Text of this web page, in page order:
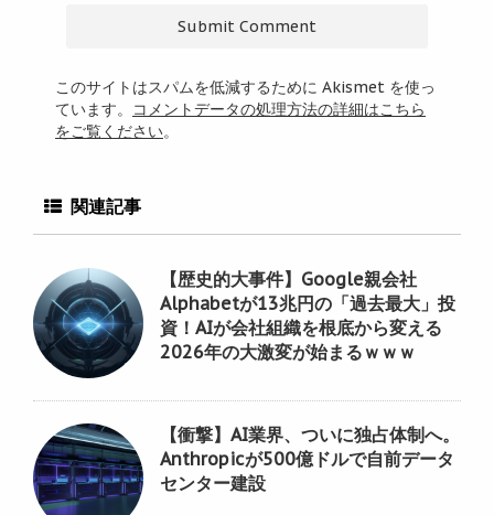
このサイトはスパムを低減するために Akismet を使っ
ています。
コメントデータの処理方法の詳細はこちら
をご覧ください。
関連記事
【歴史的大事件】Google親会社
Alphabetが13兆円の「過去最大」投
資！AIが会社組織を根底から変える
2026年の大激変が始まるｗｗｗ
【衝撃】AI業界、ついに独占体制へ。
Anthropicが500億ドルで自前データ
センター建設